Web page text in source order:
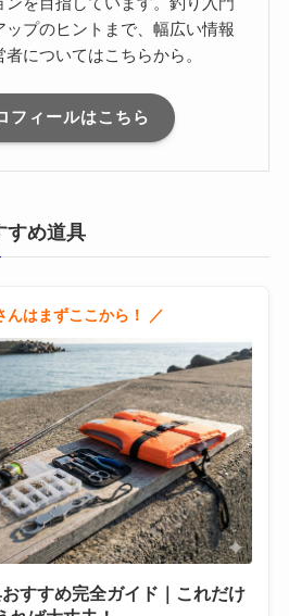
プのヒントまで、幅広い情報
についてはこちらから。
フィールはこちら
すめ道具
んはまずここから！ ／
すすめ完全ガイド｜これだけ